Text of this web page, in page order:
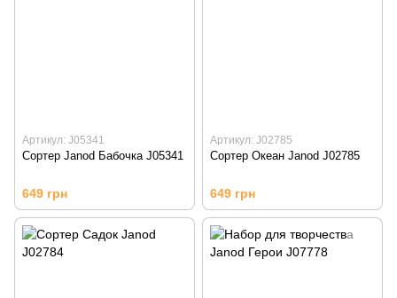
Артикул: J05341
Сортер Janod Бабочка J05341
649 грн
Артикул: J02785
Сортер Океан Janod J02785
649 грн